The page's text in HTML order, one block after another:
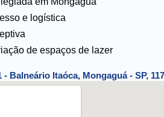
e logística
de espaços de lazer
- Balneário Itaóca, Mongaguá - SP,